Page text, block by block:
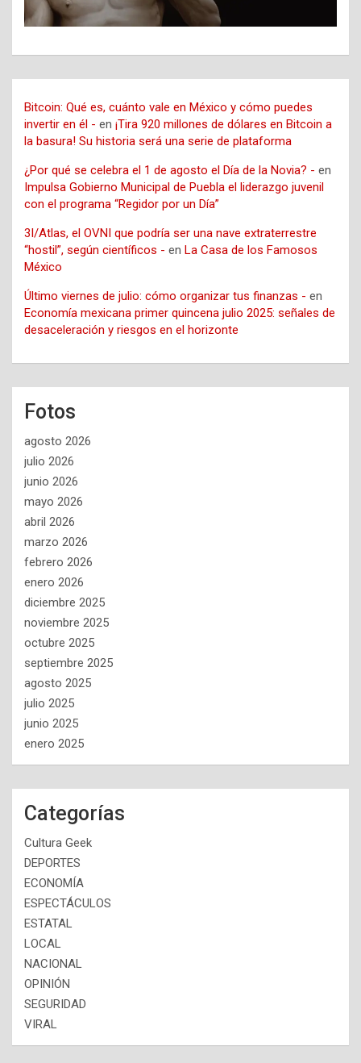
Bitcoin: Qué es, cuánto vale en México y cómo puedes
invertir en él - en ¡Tira 920 millones de dólares en Bitcoin a
la basura! Su historia será una serie de plataforma
¿Por qué se celebra el 1 de agosto el Día de la Novia? - en
Impulsa Gobierno Municipal de Puebla el liderazgo juvenil
con el programa “Regidor por un Día”
3I/Atlas, el OVNI que podría ser una nave extraterrestre
“hostil”, según científicos - en La Casa de los Famosos
México
Último viernes de julio: cómo organizar tus finanzas - en
Economía mexicana primer quincena julio 2025: señales de
desaceleración y riesgos en el horizonte
Fotos
agosto 2026
julio 2026
junio 2026
mayo 2026
abril 2026
marzo 2026
febrero 2026
enero 2026
diciembre 2025
noviembre 2025
octubre 2025
septiembre 2025
agosto 2025
julio 2025
junio 2025
enero 2025
Categorías
Cultura Geek
DEPORTES
ECONOMÍA
ESPECTÁCULOS
ESTATAL
LOCAL
NACIONAL
OPINIÓN
SEGURIDAD
VIRAL